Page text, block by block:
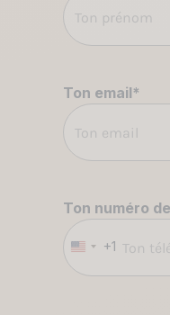
Ton email*
Ton numéro
États-
Unis
+1